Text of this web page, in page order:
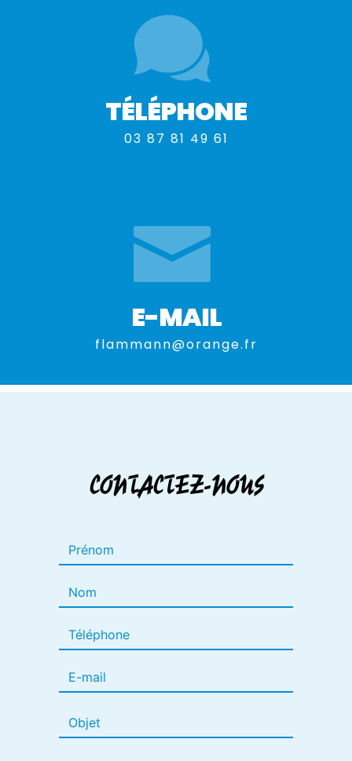
TÉLÉPHONE
03 87 81 49 61
E-MAIL
flammann@orange.fr
CONTACTEZ-NOUS